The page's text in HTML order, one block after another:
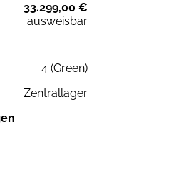
33.299,00 €
ausweisbar
4 (Green)
Zentrallager